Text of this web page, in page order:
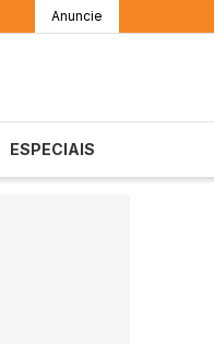
Anuncie
ESPECIAIS